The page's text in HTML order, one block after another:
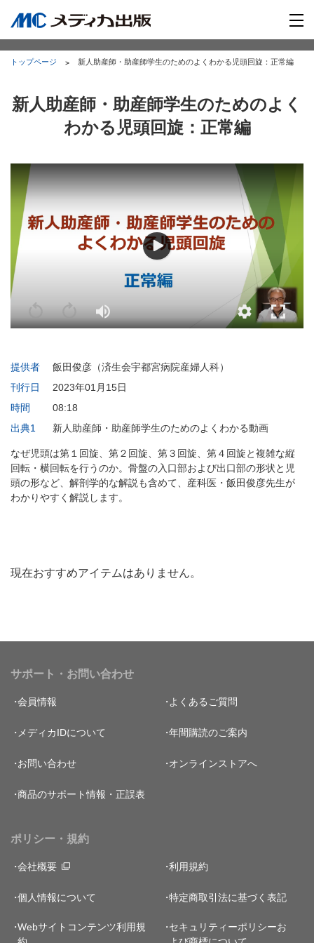
トップページ 新人助産師・助産師学生のためのよくわかる児頭回旋：正常編
新人助産師・助産師学生のためのよく
わかる児頭回旋：正常編
提供者
飯田俊彦（済生会宇都宮病院産婦人科）
刊行日
2023年01月15日
時間
08:18
出典1
新人助産師・助産師学生のためのよくわかる動画
なぜ児頭は第１回旋、第２回旋、第３回旋、第４回旋と複雑な縦
回転・横回転を行うのか。骨盤の入口部および出口部の形状と児
頭の形など、解剖学的な解説も含めて、産科医・飯田俊彦先生が
わかりやすく解説します。
現在おすすめアイテムはありません。
サポート・お問い合わせ
会員情報 よくあるご質問
メディカIDについて 年間購読のご案内
お問い合わせ オンラインストアへ
商品のサポート情報・正誤表
ポリシー・規約
会社概要 利用規約
個人情報について 特定商取引法に基づく表記
Webサイトコンテンツ利用規
セキュリティーポリシーお